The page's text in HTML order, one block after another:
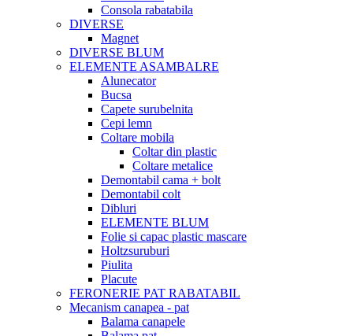
Consola rabatabila
DIVERSE
Magnet
DIVERSE BLUM
ELEMENTE ASAMBALRE
Alunecator
Bucsa
Capete surubelnita
Cepi lemn
Coltare mobila
Coltar din plastic
Coltare metalice
Demontabil cama + bolt
Demontabil colt
Dibluri
ELEMENTE BLUM
Folie si capac plastic mascare
Holtzsuruburi
Piulita
Placute
FERONERIE PAT RABATABIL
Mecanism canapea - pat
Balama canapele